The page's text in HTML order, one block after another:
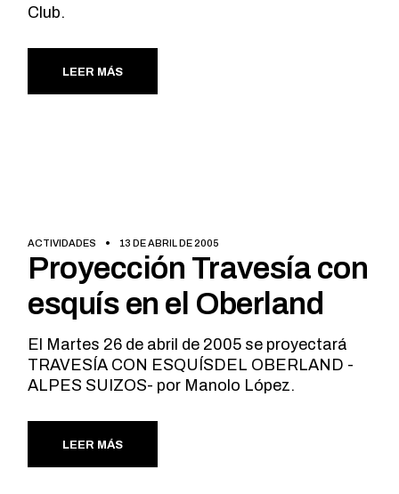
Club.
LEER MÁS
ACTIVIDADES 13 DE ABRIL DE 2005
Proyección Travesía con
esquís en el Oberland
El Martes 26 de abril de 2005 se proyectará
TRAVESÍA CON ESQUÍSDEL OBERLAND -
ALPES SUIZOS- por Manolo López.
LEER MÁS